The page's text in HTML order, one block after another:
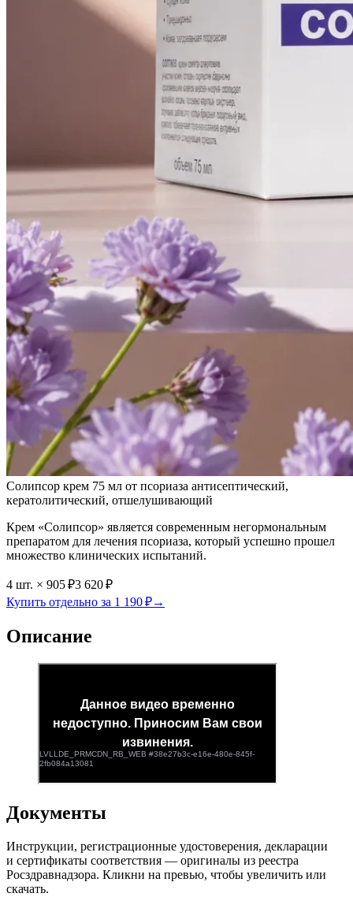
Солипсор крем 75 мл от псориаза антисептический,
кератолитический, отшелушивающий
Крем «Солипсор» является современным негормональным
препаратом для лечения псориаза, который успешно прошел
множество клинических испытаний.
4 шт. × 905 ₽3 620 ₽
Купить отдельно за 1 190 ₽→
Описание
Документы
Инструкции, регистрационные удостоверения, декларации
и сертификаты соответствия — оригиналы из реестра
Росздравнадзора. Кликни на превью, чтобы увеличить или
скачать.